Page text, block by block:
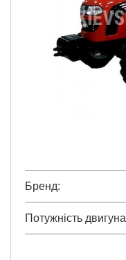
Бренд
Потужність двигуна